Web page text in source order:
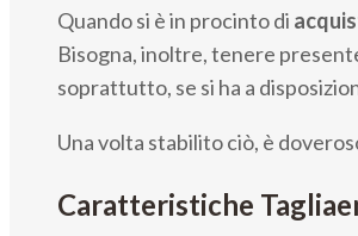
Quando si è in procinto di
Bisogna, inoltre, tenere
soprattutto, se si ha a
Una volta stabilito ciò, è
Caratteristiche